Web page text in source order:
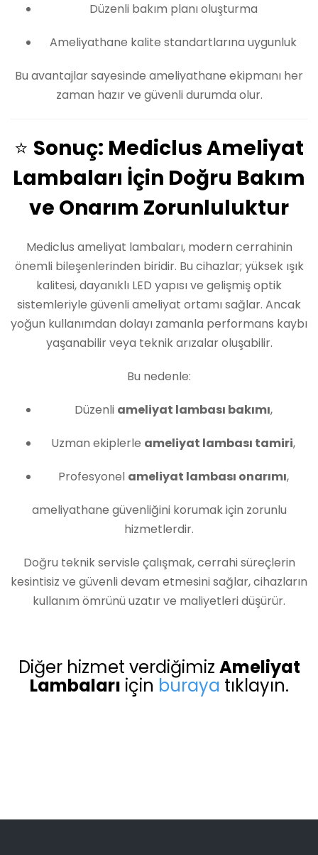
Düzenli bakım planı oluşturma
Ameliyathane kalite standartlarına uygunluk
Bu avantajlar sayesinde ameliyathane ekipmanı her
zaman hazır ve güvenli durumda olur.
⭐ Sonuç: Mediclus Ameliyat
Lambaları İçin Doğru Bakım
ve Onarım Zorunluluktur
Mediclus ameliyat lambaları, modern cerrahinin
önemli bileşenlerinden biridir. Bu cihazlar; yüksek ışık
kalitesi, dayanıklı LED yapısı ve gelişmiş optik
sistemleriyle güvenli ameliyat ortamı sağlar. Ancak
yoğun kullanımdan dolayı zamanla performans kaybı
yaşanabilir veya teknik arızalar oluşabilir.
Bu nedenle:
Düzenli ameliyat lambası bakımı,
Uzman ekiplerle ameliyat lambası tamiri,
Profesyonel ameliyat lambası onarımı,
ameliyathane güvenliğini korumak için zorunlu
hizmetlerdir.
Doğru teknik servisle çalışmak, cerrahi süreçlerin
kesintisiz ve güvenli devam etmesini sağlar, cihazların
kullanım ömrünü uzatır ve maliyetleri düşürür.
Diğer hizmet verdiğimiz Ameliyat
Lambaları için buraya tıklayın.